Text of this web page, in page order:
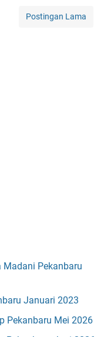
Postingan Lama
Madani Pekanbaru
Januari 2023
Pekanbaru Mei 2026